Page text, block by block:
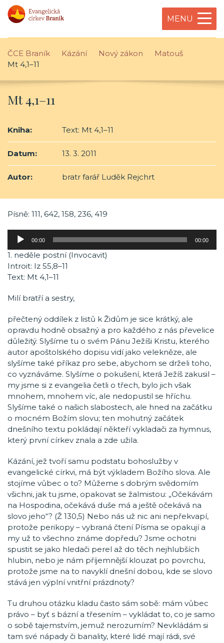
MENU
ČCE Braník Kázání Nový zákon
Matouš
Mt 4,1–11
Mt 4,1–11
Kniha: Text: Mt 4,1–11
Datum: 13. 3. 2011
Autor: bratr farář Luděk Rejchrt
Písně: 111, 642, 158, 236, 419
Audio
00:00 00:00
1. neděle postní (Invocavit)
Introit: Iz 55,8–11
Text: Mt 4,1–11
Milí bratří a sestry,
přečtený oddílek z listů k Židům je sice krátký, ale
opravdu hodně obsažný a pro každého z nás převelice
důležitý. Slyšíme tu o svém Pánu Ježíši Kristu, kterého
autor apoštolského dopisu vidí jako velekněze, ale
slyšíme také příkaz pro sebe, abychom se drželi toho,
co vyznáváme. Slyšíme o pokušení, která Ježíš zakusil –
my jsme si z evangelia četli o třech, bylo jich však
mnohem, mnohem víc, ale nedopustil se hříchu.
Slyšíme také o našich slabostech, ale hned na začátku
o mocném Božím slovu; ten mohutný začátek
dnešního textu pokládají někteří vykladači za hymnus,
který první církev znala a zde užila.
Kázání, jež tvoří samu podstatu bohoslužby v
evangelické církvi, má být výkladem Božího slova. Ale
stojíme vůbec o to? Můžeme s dobrým svědomím
všichni, jak tu jsme, opakovat se žalmistou: „Očekávám
na Hospodina, očekává duše má a ještě očekává na
slovo jeho“? (Ž 130,5) Nebo nás už nic ani nepřekvapí,
protože perikopy – vybraná čtení Písma se opakují a
my už to všechno známe dopředu? Jsme ochotni
spustit se jako hledači perel až do těch nejhlubších
hlubin, nebo je nám příjemnější klouzat po povrchu,
protože jsme na to navyklí dnešní dobou, kde se slovo
stává jen výplní vnitřní prázdnoty?
Tu druhou otázku kladu často sám sobě: mám vůbec
právo – byť s bázní a třesením – vykládat to, co je samo
o sobě tajemstvím, jemuž nerozumím? Nevkládám si
tam své nápady či banality, které lidé mají rádi, své